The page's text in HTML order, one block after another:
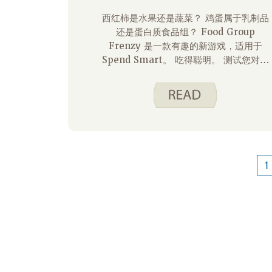
西红柿是水果还是蔬菜？ 鸡蛋属于乳制品
还是蛋白质食品组？ Food Group
Frenzy 是一款有趣的新游戏，适用于
Spend Smart。 吃得聪明。 测试您对食
不同的食物放在MyPlate的正确部分。 将
游戏与“儿童”选项卡下的 MyPlate 教育
1